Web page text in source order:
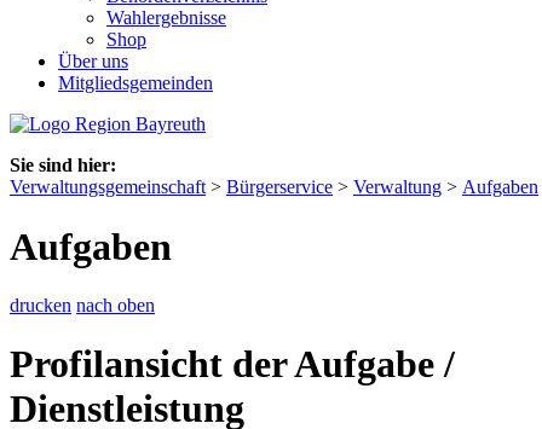
Wahlergebnisse
Shop
Über uns
Mitgliedsgemeinden
Sie sind hier:
Verwaltungsgemeinschaft > Bürgerservice > Verwaltung > Aufgaben
Aufgaben
drucken nach oben
Profilansicht der Aufgabe /
Dienstleistung